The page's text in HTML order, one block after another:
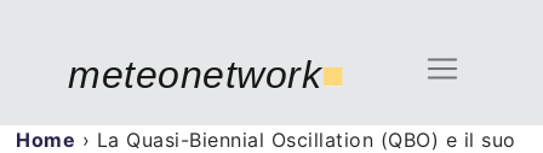
meteonetwork■
Home › La Quasi-Biennial Oscillation (QBO) e il suo